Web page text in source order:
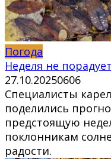
Погода
Неделя не
27.10.20250606
Специалисты
поделились
предстоящую
поклонникам
радости.